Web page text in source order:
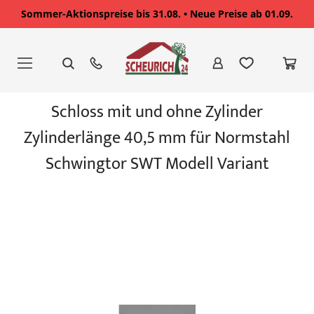
Sommer-Aktionspreise bis 31.08. • Neue Preise ab 01.09.
springen
Bildgalerie
Schloss mit und ohne Zylinder
Zylinderlänge 40,5 mm für Normstahl
Schwingtor SWT Modell Variant